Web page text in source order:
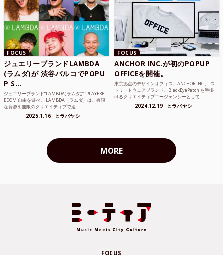
FOCUS
ジュエリーブランドLAMBDA
(ラムダ)が 渋谷パルコでPOPU
P S...
ジュエリーブランド“LAMBDA( ラムダ))” “PLAYFRE
EDOM 自由を遊べ。 LAMBDA（ラムダ）は、有限
な資源を無限のクリエイティブで追...
2025.1.16 ヒラバヤシ
FOCUS
ANCHOR INC.が初のPOPUP
OFFICEを開催。
東京拠点のデザインオフィス、ANCHOR INC.。 ス
トリートウェアブランド、BlackEyePatch を手掛
けるクリエイティブエージェンシーとして...
2024.12.19 ヒラバヤシ
MORE
FOCUS